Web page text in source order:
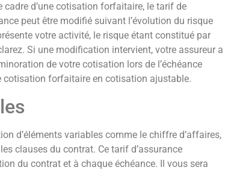
cadre d’une cotisation forfaitaire, le tarif de
peut être modifié suivant l’évolution du risque
votre activité, le risque étant constitué par
Si une modification intervient, votre assureur a
de votre cotisation lors de l’échéance
cotisation forfaitaire en cotisation ajustable.
d’éléments variables comme le chiffre d’affaires,
clauses du contrat. Ce tarif d’assurance
du contrat et à chaque échéance. Il vous sera